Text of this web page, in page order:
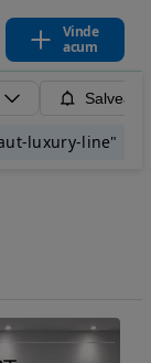
Vinde
acum
luxury-line"